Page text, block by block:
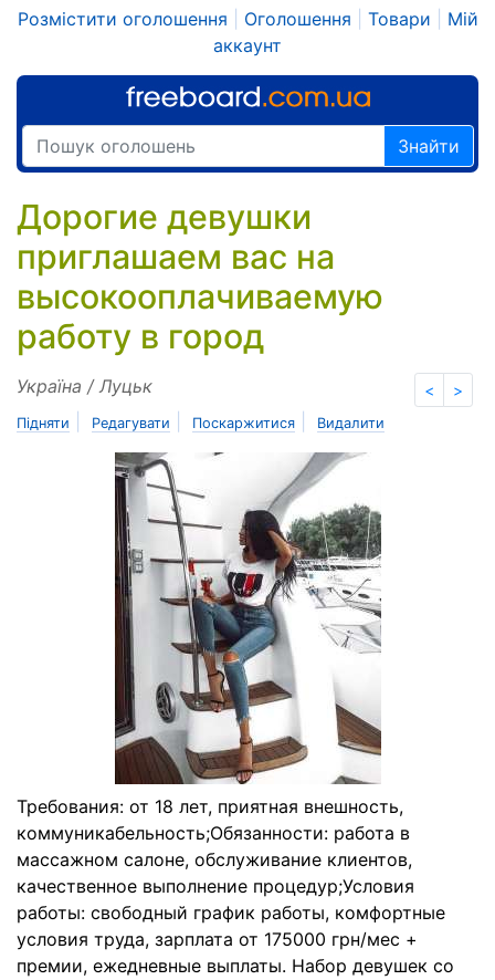
Розмістити оголошення Оголошення Товари
Мій
аккаунт
Знайти
Дорогие девушки
приглашаем вас на
высокооплачиваемую
работу в город
< >
Україна / Луцьк
Підняти Редагувати Поскаржитися Видалити
Требования: от 18 лет, приятная внешность,
коммуникабельность;Обязанности: работа в
массажном салоне, обслуживание клиентов,
качественное выполнение процедур;Условия
работы: свободный график работы, комфортные
условия труда, зарплата от 175000 грн/мес +
премии, ежедневные выплаты. Набор девушек со